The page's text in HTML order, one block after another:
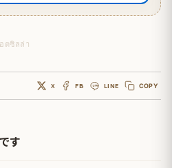
ตซิลล่า
X FB LINE COPY
す